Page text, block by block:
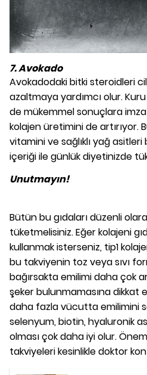
7. Avokado
Avokadodaki bitki steroidleri
azaltmaya yardımcı olur.
de mükemmel sonuçlara
kolajen üretimini de artırıyor.
vitamini ve sağlıklı yağ asitleri
içeriği ile günlük diyetinizde
Unutmayın!
Bütün bu gıdaları düzenli
tüketmelisiniz. Eğer kolajeni
kullanmak isterseniz, tip1
bu takviyenin toz veya sıvı
bağırsakta emilimi daha çok
şeker bulunmamasına dikkat
daha fazla vücutta emilimini
selenyum, biotin, hyaluronik
olması çok daha iyi olur.
takviyeleri kesinlikle doktor